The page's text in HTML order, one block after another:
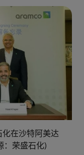
在沙特阿美达
：荣盛石化)